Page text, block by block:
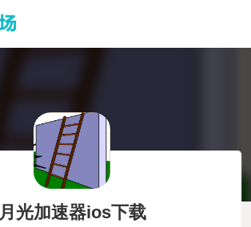
月光加速器ios下载